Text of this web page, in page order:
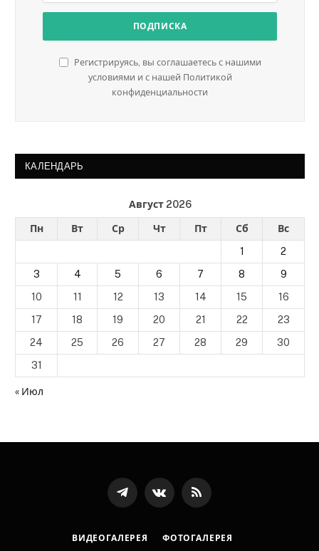
Регистрируясь, вы соглашаетесь с нашими
условиями и с нашей Политикой
конфиденциальности
КАЛЕНДАРЬ
Август 2026
Пн Вт Ср Чт Пт Сб
Вс
1
2
3
4 5 6 7 8
9
10
11 12 13 14 15
16
17
18 19 20 21 22
23
24
25 26 27 28 29
30
31
« Июл
ТелеграммВКонтактеRSS-
ВИДЕОГАЛЕРЕЯ ФОТОГАЛЕРЕЯ